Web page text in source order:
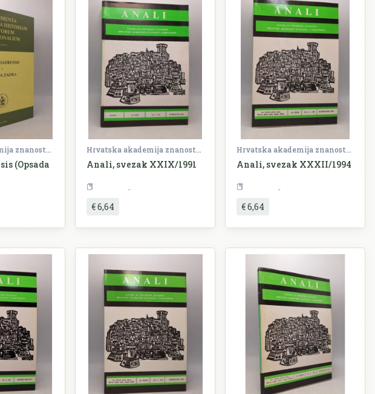
Hrvatska akademija znanosti i umjetnosti (HAZU)
(Opsada
Hrvatska akademija znanosti i umjetnosti (HAZU)
Anali, svezak XXIX/1991
€ 6,64
Hrvatska akademija znanosti i umjetnosti (HAZU)
Anali, svezak XXXII/1994
€ 6,64